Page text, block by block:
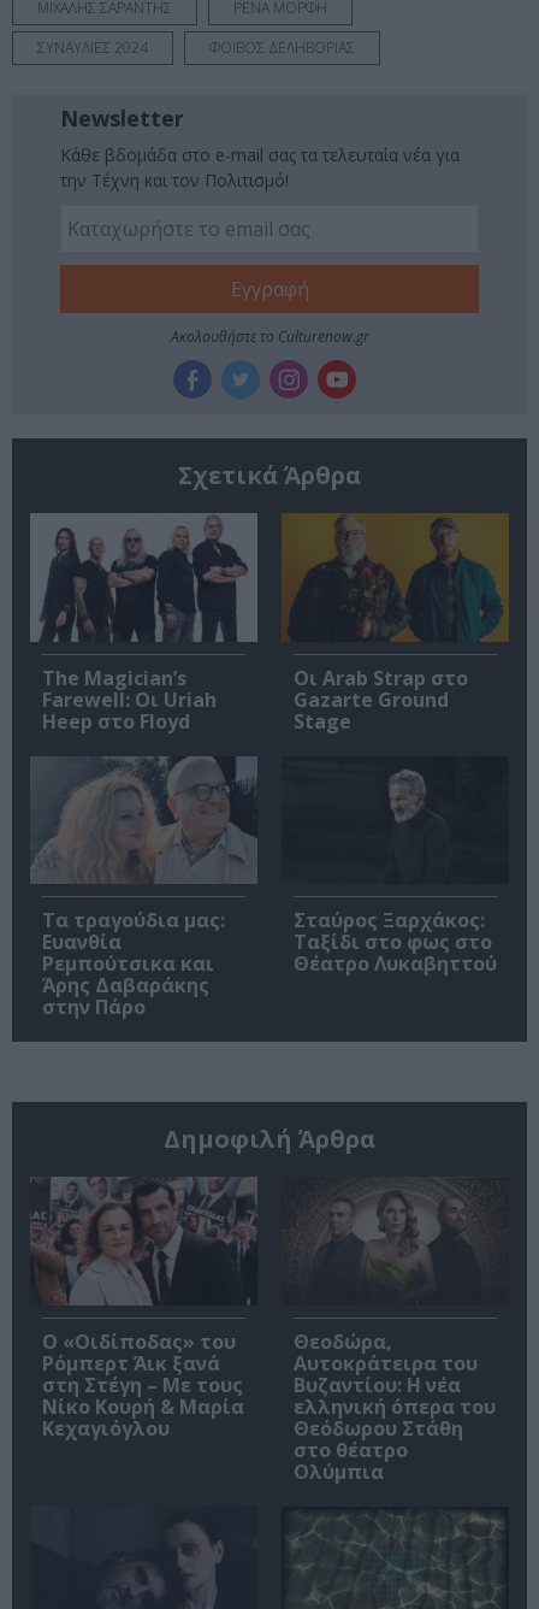
ΜΙΧΑΛΗΣ ΣΑΡΑΝΤΗΣ
ΡΕΝΑ ΜΟΡΦΗ
ΣΥΝΑΥΛΙΕΣ 2024
ΦΟΙΒΟΣ ΔΕΛΗΒΟΡΙΑΣ
Newsletter
Κάθε βδομάδα στο e-mail σας τα τελευταία νέα για
την Τέχνη και τον Πολιτισμό!
Ακολουθήστε το Culturenow.gr
Σχετικά Άρθρα
The Magician’s
Farewell: Οι Uriah
Heep στο Floyd
Οι Arab Strap στο
Gazarte Ground
Stage
Τα τραγούδια μας:
Ευανθία
Ρεμπούτσικα και
Άρης Δαβαράκης
στην Πάρο
Σταύρος Ξαρχάκος:
Ταξίδι στο φως στο
Θέατρο Λυκαβηττού
Δημοφιλή Άρθρα
O «Οιδίποδας» του
Ρόμπερτ Άικ ξανά
στη Στέγη – Με τους
Νίκο Κουρή & Μαρία
Κεχαγιόγλου
Θεοδώρα,
Αυτοκράτειρα του
Βυζαντίου: Η νέα
ελληνική όπερα του
Θεόδωρου Στάθη
στο θέατρο
Ολύμπια